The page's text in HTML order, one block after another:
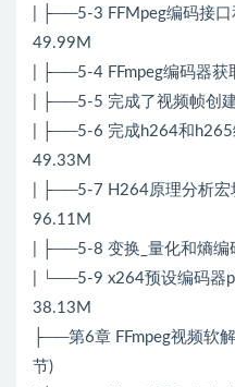
| ├──5-3 FFMpeg编码接
49.99M
| ├──5-4 FFmpeg编码器
| ├──5-5 完成了视频帧创
| ├──5-6 完成h264和
49.33M
| ├──5-7 H264原理分析宏
96.11M
| ├──5-8 变换_量化和熵
| └──5-9 x264预设编码器
38.13M
├──第6章 FFmpeg视频软
节)